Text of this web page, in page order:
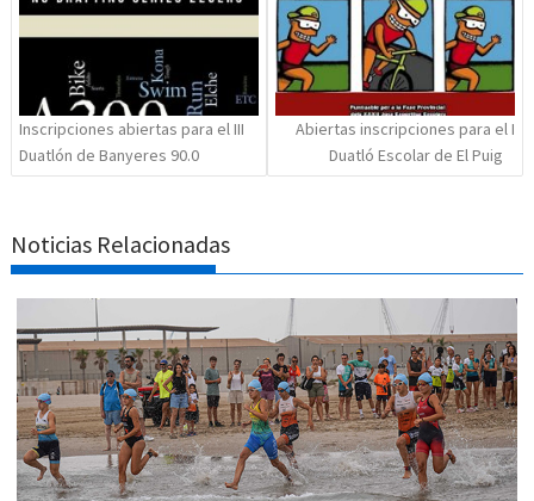
Inscripciones abiertas para el III
Duatlón de Banyeres 90.0
Abiertas inscripciones para el I
Duatló Escolar de El Puig
Noticias Relacionadas